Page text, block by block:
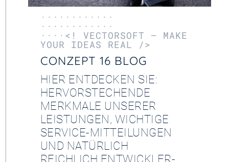
············
············
····<! VECTORSOFT – MAKE
YOUR IDEAS REAL />
CONZEPT 16 BLOG
HIER ENTDECKEN SIE:
HERVORSTECHENDE
MERKMALE UNSERER
LEISTUNGEN, WICHTIGE
SERVICE-MITTEILUNGEN
UND NATÜRLICH
REICHLICH ENTWICKLER-